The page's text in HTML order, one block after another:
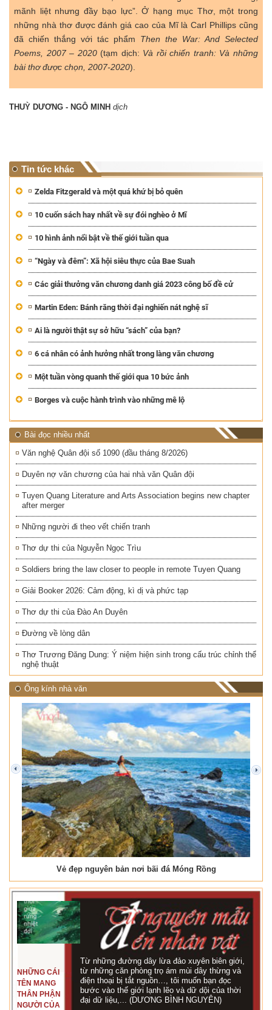
mãnh liệt nhưng đầy bạo lực”. Ở hạng mục Thơ, một trong
những nhà thơ được đánh giá cao của Mĩ là Carl Phillips cũng
đã chiến thắng với tác phẩm Then the War: And Selected
Poems, 2007 – 2020 (tạm dịch: Và rồi chiến tranh: Và những
bài thơ được chọn, 2007-2020).
THUỲ DƯƠNG - NGÔ MINH dịch
Tin tức khác
Zelda Fitzgerald và một quá khứ bị bỏ quên
10 cuốn sách hay nhất về sự đói nghèo ở Mĩ
10 hình ảnh nổi bật về thế giới tuần qua
“Ngày và đêm”: Xã hội siêu thực của Bae Suah
Các giải thưởng văn chương danh giá 2023 công bố đề cử
Martin Eden: Bánh răng thời đại nghiến nát nghệ sĩ
Ai là người thật sự sở hữu “sách” của bạn?
6 cá nhân có ảnh hưởng nhất trong làng văn chương
Một tuần vòng quanh thế giới qua 10 bức ảnh
Borges và cuộc hành trình vào những mê lộ
Bài đọc nhiều nhất
Văn nghệ Quân đội số 1090 (đầu tháng 8/2026)
Duyên nợ văn chương của hai nhà văn Quân đội
Tuyen Quang Literature and Arts Association begins new chapter
after merger
Những người đi theo vết chiến tranh
Thơ dự thi của Nguyễn Ngọc Trìu
Soldiers bring the law closer to people in remote Tuyen Quang
Giải Booker 2026: Cảm động, kì dị và phức tạp
Thơ dự thi của Đào An Duyên
Đường về lòng dân
Thơ Trương Đăng Dung: Ý niệm hiện sinh trong cấu trúc chỉnh thể
nghệ thuật
Ống kính nhà văn
Vẻ đẹp nguyên bản nơi bãi đá Móng Rồng
prev next
NHỮNG CÁI
TÊN MANG
THÂN PHẬN
NGƯỜI CỦA
Từ những đường dây lừa đảo xuyên biên giới,
từ những căn phòng trọ ám mùi dây thừng và
điện thoại bị tắt nguồn…, tôi muốn bạn đọc
bước vào thế giới lạnh lẽo và dữ dội của thời
đại dữ liệu,... (DƯƠNG BÌNH NGUYÊN)